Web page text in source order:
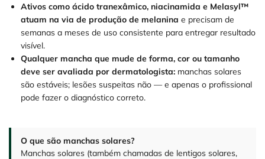
Ativos como ácido tranexâmico, niacinamida e Melasyl™
atuam na via de produção de melanina e precisam de
semanas a meses de uso consistente para entregar resultado
visível.
Qualquer mancha que mude de forma, cor ou tamanho
deve ser avaliada por dermatologista: manchas solares
são estáveis; lesões suspeitas não — e apenas o profissional
pode fazer o diagnóstico correto.
O que são manchas solares?
Manchas solares (também chamadas de lentigos solares,